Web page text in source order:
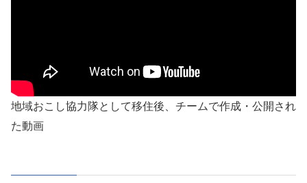
地域おこし協力隊として移住後、チームで作成・公開され
た動画